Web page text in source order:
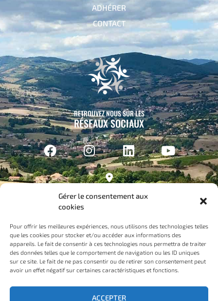
Gérer le consentement aux
cookies
Pour offrir les meilleures expériences, nous utilisons des technologies telles
que les cookies pour stocker et/ou accéder aux informations des
appareils. Le fait de consentir à ces technologies nous permettra de traiter
des données telles que le comportement de navigation ou les ID uniques
sur ce site. Le fait de ne pas consentir ou de retirer son consentement peut
avoir un effet négatif sur certaines caractéristiques et fonctions.
ACCEPTER
ADHÉRER
CONTACT
RETROUVEZ NOUS SUR LES
RÉSEAUX SOCIAUX
Siège social :
Hôpital de L’Arbresle
206 chemin du ravatel
69210 L’ARBRESLE
CONTACT